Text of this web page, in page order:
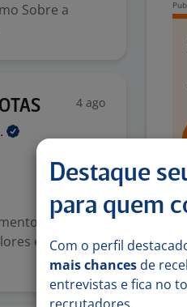
Sobre a
4 ago
e
e
Destaque
para quem
Com o perfil
mais chances de
entrevistas e fica no